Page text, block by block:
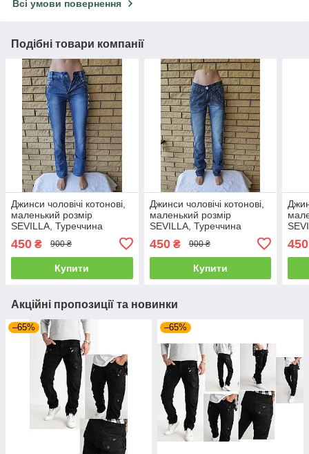
Всі умови повернення
Подібні товари компанії
Джинси чоловічі котонові,
маленький розмір
SEVILLA, Туреччина
450 ₴ 900 ₴
Купити
Джинси чоловічі котонові,
маленький розмір
SEVILLA, Туреччина
450₴ 900 ₴
Купити
450
Акційні пропозиції та новинки
–65% –65%